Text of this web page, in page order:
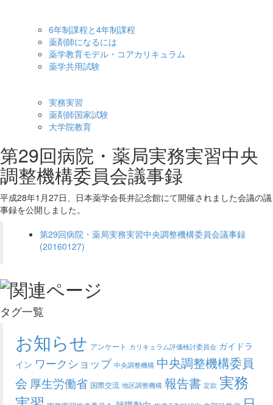
6年制課程と4年制課程
薬剤師になるには
薬学教育モデル・コアカリキュラム
薬学共用試験
実務実習
薬剤師国家試験
大学院教育
第29回病院・薬局実務実習中央
調整機構委員会議事録
平成28年1月27日、日本薬学会長井記念館にて開催されました会議の議
事録を公開しました。
第29回病院・薬局実務実習中央調整機構委員会議事録
(20160127)
タグ一覧
お知らせ アンケート カリキュラム評価検討委員会 ガイドラ
イン ワークショップ 中央調整機構 中央調整機構委員
会 厚生労働省 国際交流 地区調整機構 報告書 定款 実務